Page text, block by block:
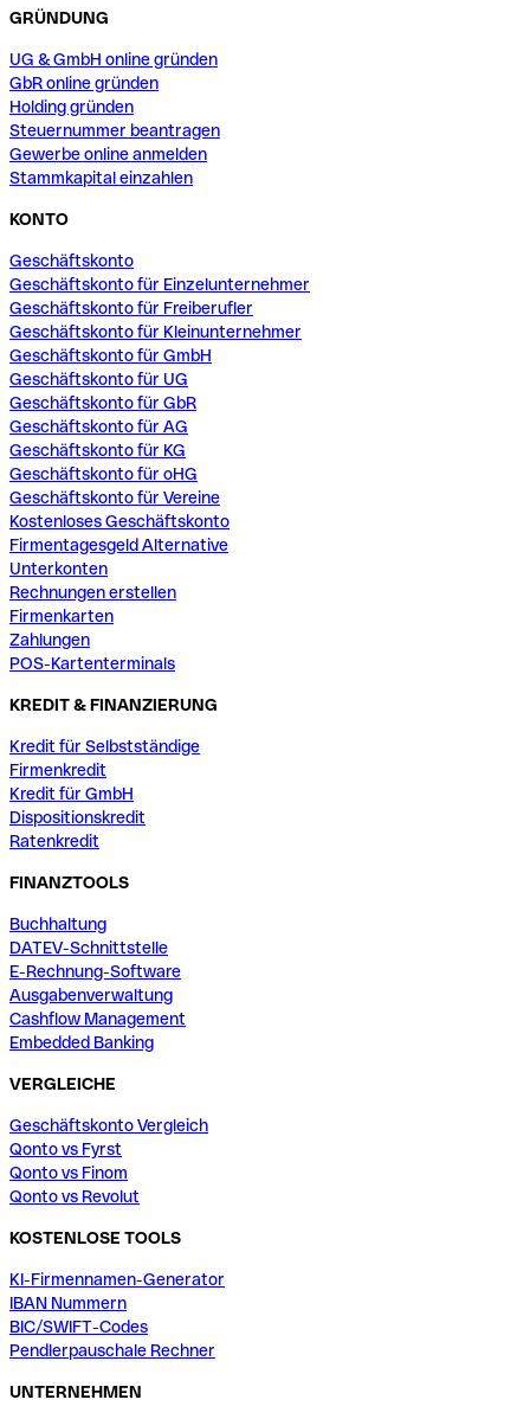
GRÜNDUNG
UG & GmbH online gründen
GbR online gründen
Holding gründen
Steuernummer beantragen
Gewerbe online anmelden
Stammkapital einzahlen
KONTO
Geschäftskonto
Geschäftskonto für Einzelunternehmer
Geschäftskonto für Freiberufler
Geschäftskonto für Kleinunternehmer
Geschäftskonto für GmbH
Geschäftskonto für UG
Geschäftskonto für GbR
Geschäftskonto für AG
Geschäftskonto für KG
Geschäftskonto für oHG
Geschäftskonto für Vereine
Kostenloses Geschäftskonto
Firmentagesgeld Alternative
Unterkonten
Rechnungen erstellen
Firmenkarten
Zahlungen
POS-Kartenterminals
KREDIT & FINANZIERUNG
Kredit für Selbstständige
Firmenkredit
Kredit für GmbH
Dispositionskredit
Ratenkredit
FINANZTOOLS
Buchhaltung
DATEV-Schnittstelle
E-Rechnung-Software
Ausgabenverwaltung
Cashflow Management
Embedded Banking
VERGLEICHE
Geschäftskonto Vergleich
Qonto vs Fyrst
Qonto vs Finom
Qonto vs Revolut
KOSTENLOSE TOOLS
KI-Firmennamen-Generator
IBAN Nummern
BIC/SWIFT-Codes
Pendlerpauschale Rechner
UNTERNEHMEN